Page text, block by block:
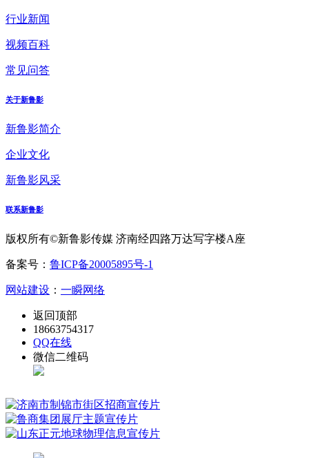
行业新闻
视频百科
常见问答
关于新鲁影
新鲁影简介
企业文化
新鲁影风采
联系新鲁影
版权所有©新鲁影传媒 济南经四路万达写字楼A座
备案号： 鲁ICP备20005895号-1
网站建设 ： 一瞬网络
返回顶部
18663754317
QQ在线
微信二维码